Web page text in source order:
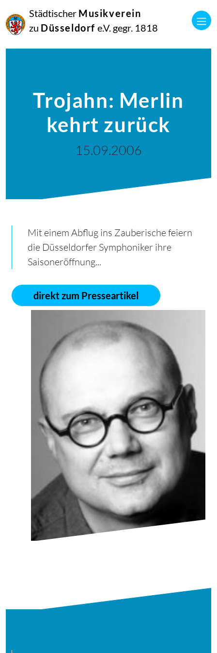
Städtischer Musikverein
zu Düsseldorf e.V. gegr. 1818
Trojahn: Merlin
kehrt zurück
15.09.2006
Mit einem Abflug ins Zauberische feiern
die Düsseldorfer Symphoniker ihre
Saisoneröffnung...
direkt zum Presseartikel